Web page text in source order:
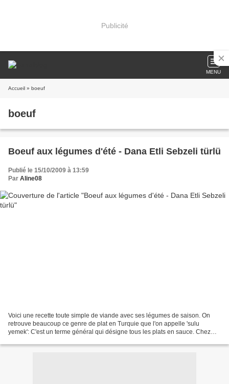
Publicité
MENU
Accueil » boeuf
boeuf
Boeuf aux légumes d'été - Dana Etli Sebzeli türlü
Publié le 15/10/2009 à 13:59
Par Aline08
Voici une recette toute simple de viande avec ses légumes de saison. On
retrouve beaucoup ce genre de plat en Turquie que l'on appelle 'sulu
yemek': C'est un terme général qui désigne tous les plats en sauce. Chez